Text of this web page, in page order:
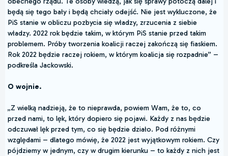
będą się tego bały i będą chciały odejść. Nie jest wykluczone, że
PiS stanie w obliczu pozbycia się władzy, zrzucenia z siebie
władzy. 2022 rok będzie takim, w którym PiS stanie przed takim
problemem. Próby tworzenia koalicji raczej zakończą się fiaskiem.
Rok 2022 będzie raczej rokiem, w którym koalicja się rozpadnie” –
podkreśla Jackowski.
O wojnie.
„Z wielką nadzieją, że to nieprawda, powiem Wam, że to, co
przed nami, to lęk, który dopiero się pojawi. Każdy z nas będzie
odczuwał lęk przed tym, co się będzie działo. Pod różnymi
względami – dlatego mówię, że 2022 jest wyjątkowym rokiem. Czy
pójdziemy w jednym, czy w drugim kierunku – to każdy z nich jest